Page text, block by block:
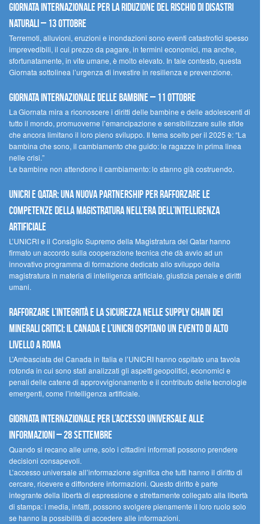
Giornata internazionale per la riduzione del rischio di disastri
naturali – 13 ottobre
Terremoti, alluvioni, eruzioni e inondazioni sono eventi catastrofici spesso
imprevedibili, il cui prezzo da pagare, in termini economici, ma anche,
sfortunatamente, in vite umane, è molto elevato. In tale contesto, questa
Giornata sottolinea l’urgenza di investire in resilienza e prevenzione.
Giornata internazionale delle bambine – 11 ottobre
La Giornata mira a riconoscere i diritti delle bambine e delle adolescenti di
tutto il mondo, promuoverne l’emancipazione e sensibilizzare sulle sfide
che ancora limitano il loro pieno sviluppo. Il tema scelto per il 2025 è: “La
bambina che sono, il cambiamento che guido: le ragazze in prima linea
nelle crisi.”
Le bambine non attendono il cambiamento: lo stanno già costruendo.
UNICRI e Qatar: una nuova partnership per rafforzare le
competenze della magistratura nell’era dell’intelligenza
artificiale
L’UNICRI e il Consiglio Supremo della Magistratura del Qatar hanno
firmato un accordo sulla cooperazione tecnica che dà avvio ad un
innovativo programma di formazione dedicato allo sviluppo della
magistratura in materia di intelligenza artificiale, giustizia penale e diritti
umani.
Rafforzare l’integrità e la sicurezza nelle supply chain dei
minerali critici: il Canada e l’UNICRI ospitano un evento di alto
livello a Roma
L’Ambasciata del Canada in Italia e l’UNICRI hanno ospitato una tavola
rotonda in cui sono stati analizzati gli aspetti geopolitici, economici e
penali delle catene di approvvigionamento e il contributo delle tecnologie
emergenti, come l’intelligenza artificiale.
Giornata internazionale per l’accesso universale alle
informazioni – 28 settembre
Quando si recano alle urne, solo i cittadini informati possono prendere
decisioni consapevoli.
L’accesso universale all’informazione significa che tutti hanno il diritto di
cercare, ricevere e diffondere informazioni. Questo diritto è parte
integrante della libertà di espressione e strettamente collegato alla libertà
di stampa: i media, infatti, possono svolgere pienamente il loro ruolo solo
se hanno la possibilità di accedere alle informazioni.